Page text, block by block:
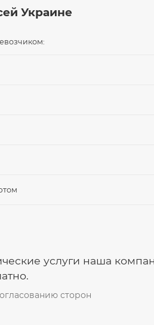
Украине
услуги наша
сторон